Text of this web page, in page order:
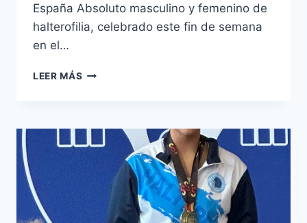
España Absoluto masculino y femenino de
halterofilia, celebrado este fin de semana
en el…
LEER MÁS EL
CLUB
MASCULINO
SEGUNDO
FEMENINO
EL